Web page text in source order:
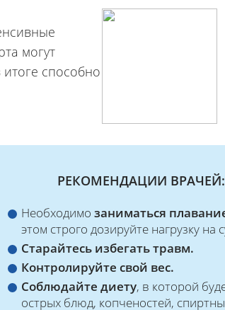
могут
способно
РЕКОМЕНДАЦИИ ВРАЧЕЙ:
Необходимо заниматься
этом строго дозируйте нагрузку на
Старайтесь избегать травм.
Контролируйте свой вес.
Соблюдайте диету, в которой
острых блюд, копченостей,